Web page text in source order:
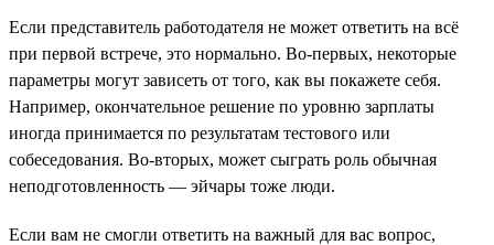
Если представитель работодателя не может ответить на всё
при первой встрече, это нормально. Во-первых, некоторые
параметры могут зависеть от того, как вы покажете себя.
Например, окончательное решение по уровню зарплаты
иногда принимается по результатам тестового или
собеседования. Во-вторых, может сыграть роль обычная
неподготовленность — эйчары тоже люди.
Если вам не смогли ответить на важный для вас вопрос,